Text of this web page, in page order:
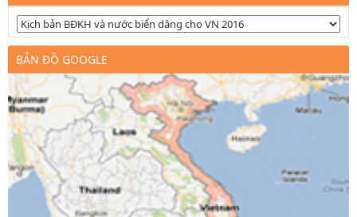
BẢN ĐỒ GOOGLE